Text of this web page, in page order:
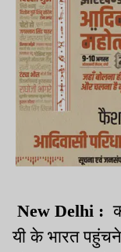
New Delhi :
यी के भारत